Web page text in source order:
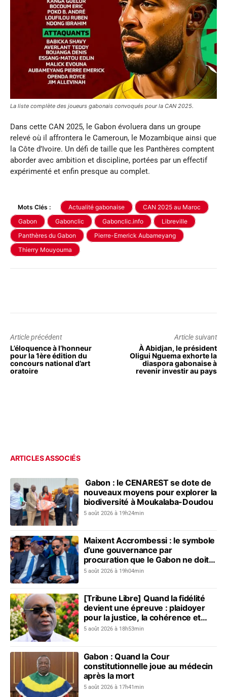
La liste complète des joueurs gabonais convoqués pour la CAN 2025.
Dans cette CAN 2025, le Gabon évoluera dans un groupe
relevé où il affrontera le Cameroun, le Mozambique ainsi que
la Côte d’Ivoire. Un défi de taille que les Panthères comptent
aborder avec ambition et discipline, portées par un effectif
expérimenté et enfin presque au complet.
Mots Clés : Actualité gabonaise
CAN 2025 au Maroc
Gabon
Gabonclic Gabonclic.info
Libreville
Panthères du Gabon
Pierre-Emerick Aubameyang
Thierry Mouyouma
Article précédent
L’éloquence à l’honneur
pour la 1ère édition du
concours national d’art
oratoire
Article suivant
À Abidjan, le président
Oligui Nguema exhorte la
diaspora gabonaise à
revenir investir au pays
ARTICLES ASSOCIÉS
Gabon : le CENAREST se dote de
nouveaux moyens pour explorer la
biodiversité à Moukalaba-Doudou
5 août 2026 à 19h24min
Maixent Accrombessi : le symbole
d’une gouvernance par
procuration que le Gabon ne doit
plus revivre
5 août 2026 à 19h04min
[Tribune Libre] Quand la fidélité
devient une épreuve : plaidoyer
pour la justice, la cohérence et
l’unité nationale
5 août 2026 à 18h53min
Gabon : Quand la Cour
constitutionnelle joue au médecin
après la mort
5 août 2026 à 17h41min